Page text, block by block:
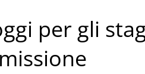
per gli